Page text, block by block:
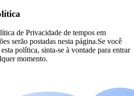
de Privacidade de tempos em
serão postadas nesta página.Se você
política, sinta-se à vontade para entrar
momento.